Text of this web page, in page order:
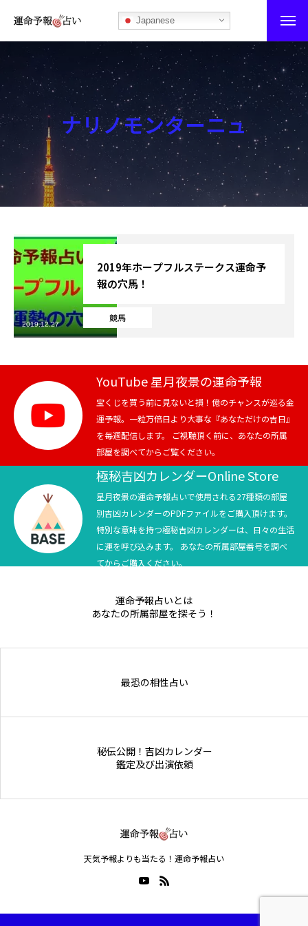
Japanese
運命予報占い
運命予報占いとは
あなたの所属部屋を探そう！
最恐の相性占い
秘伝公開！吉凶カレンダー
ブログ
お知らせ
芸能界
テニス
スポーツ
競馬
テニス四大大会・五輪
テニス四大大会・五輪
ナリノモンターニュ
競馬
2019年ホープフルステークス運命予
報の穴馬！
2019.12.27
YouTube 星月夜景の運命予報
宝くじを買う前に見ないと損！億のチャンスが巡る金
運予報。一粒万倍日より大事な『あなただけの吉日』
を毎週配信します。 ご視聴頂く前に、あなたの所属
部屋を調べてからご覧ください。
極秘吉凶カレンダーOnline Store
星月夜景の運命予報占いで使用される27種類の部屋
別吉凶カレンダーのPDFファイルをご購入頂けます。
特別な意味を持つ極秘吉凶カレンダーは、日々の生活
に運を呼び込みます。 あなたの所属部屋番号を調べ
てからご購入ください。
運命予報占いとは
あなたの所属部屋を探そう！
最恐の相性占い
秘伝公開！吉凶カレンダー
鑑定及び出演依頼
天気予報よりも当たる！運命予報占い